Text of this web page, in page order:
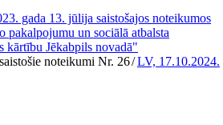
gada 13. jūlija saistošajos noteikumos
pakalpojumu un sociālā atbalsta
kārtību Jēkabpils novadā"
noteikumi Nr. 26/LV, 17.10.2024.